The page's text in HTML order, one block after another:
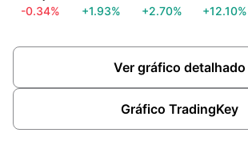
Ver gráfico detalhado
Gráfico TradingKey
-0.34%
+1.93%
+2.70%
+12.10%